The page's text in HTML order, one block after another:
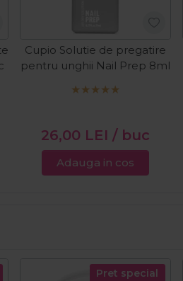
Cupio Solutie de pregatire
pentru unghii Nail Prep 8ml
26,00 LEI / buc
Adauga in cos
Pret special